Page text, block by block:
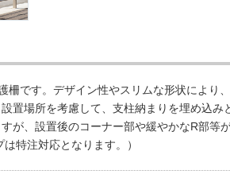
柵です。デザイン性やスリムな形状により
置場所を考慮して、支柱納まりを埋め込み
が、設置後のコーナー部や緩やかなR部等
特注対応となります。）